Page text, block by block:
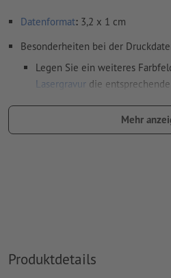
Datenformat: 3,2 x 1 cm
Besonderheiten bei der
Legen Sie ein weiteres
Lasergravur die entsprechende
Benennung des Farbfelds:
Weitere Informationen und
Mehr
Produktdetails